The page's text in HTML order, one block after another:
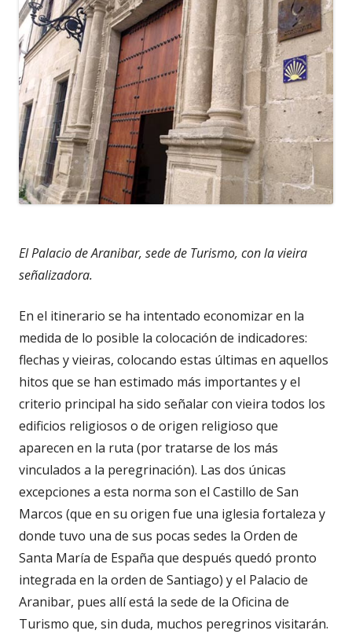
El Palacio de Aranibar, sede de Turismo, con la vieira
señalizadora.
En el itinerario se ha intentado economizar en la
medida de lo posible la colocación de indicadores:
flechas y vieiras, colocando estas últimas en aquellos
hitos que se han estimado más importantes y el
criterio principal ha sido señalar con vieira todos los
edificios religiosos o de origen religioso que
aparecen en la ruta (por tratarse de los más
vinculados a la peregrinación). Las dos únicas
excepciones a esta norma son el Castillo de San
Marcos (que en su origen fue una iglesia fortaleza y
donde tuvo una de sus pocas sedes la Orden de
Santa María de España que después quedó pronto
integrada en la orden de Santiago) y el Palacio de
Aranibar, pues allí está la sede de la Oficina de
Turismo que, sin duda, muchos peregrinos visitarán.